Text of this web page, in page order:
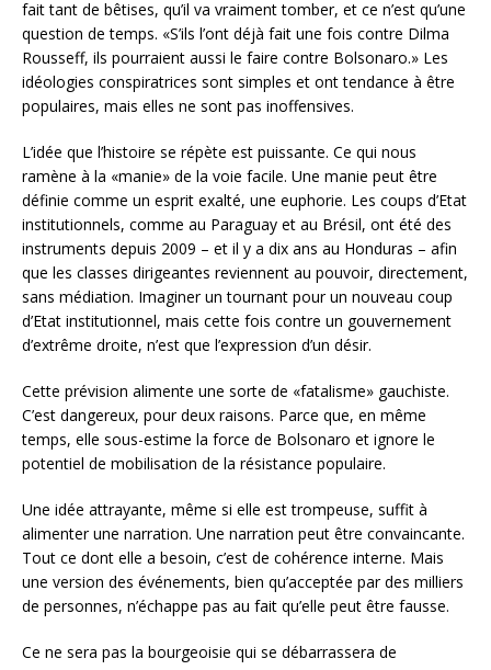
fait tant de bêtises, qu’il va vraiment tomber, et ce n’est qu’une
question de temps. «S’ils l’ont déjà fait une fois contre Dilma
Rousseff, ils pourraient aussi le faire contre Bolsonaro.» Les
idéologies conspiratrices sont simples et ont tendance à être
populaires, mais elles ne sont pas inoffensives.
L’idée que l’histoire se répète est puissante. Ce qui nous
ramène à la «manie» de la voie facile. Une manie peut être
définie comme un esprit exalté, une euphorie. Les coups d’Etat
institutionnels, comme au Paraguay et au Brésil, ont été des
instruments depuis 2009 – et il y a dix ans au Honduras – afin
que les classes dirigeantes reviennent au pouvoir, directement,
sans médiation. Imaginer un tournant pour un nouveau coup
d’Etat institutionnel, mais cette fois contre un gouvernement
d’extrême droite, n’est que l’expression d’un désir.
Cette prévision alimente une sorte de «fatalisme» gauchiste.
C’est dangereux, pour deux raisons. Parce que, en même
temps, elle sous-estime la force de Bolsonaro et ignore le
potentiel de mobilisation de la résistance populaire.
Une idée attrayante, même si elle est trompeuse, suffit à
alimenter une narration. Une narration peut être convaincante.
Tout ce dont elle a besoin, c’est de cohérence interne. Mais
une version des événements, bien qu’acceptée par des milliers
de personnes, n’échappe pas au fait qu’elle peut être fausse.
Ce ne sera pas la bourgeoisie qui se débarrassera de